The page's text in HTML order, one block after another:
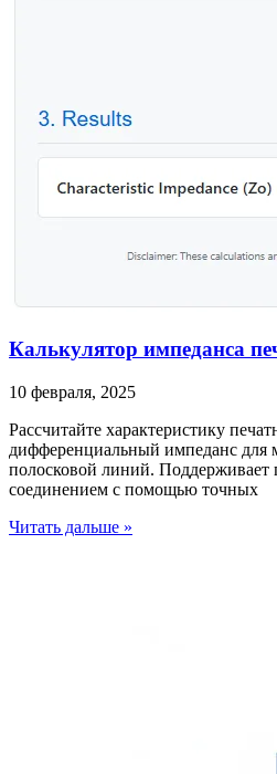
Калькулятор импеданса
10 февраля, 2025
Рассчитайте характеристику
дифференциальный импеданс для
полосковой линий. Поддерживает
соединением с помощью точных
Читать дальше »